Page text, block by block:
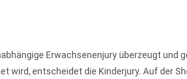
Erwachsenenjury überzeugt und
wird, entscheidet die Kinderjury. Auf der